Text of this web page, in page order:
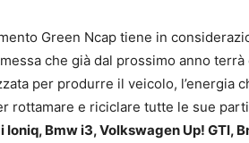
Green Ncap tiene in
che già dal prossimo anno
per produrre il veicolo, l’energia
rottamare e riciclare tutte le sue
Ioniq, Bmw i3, Volkswagen Up! GTI,